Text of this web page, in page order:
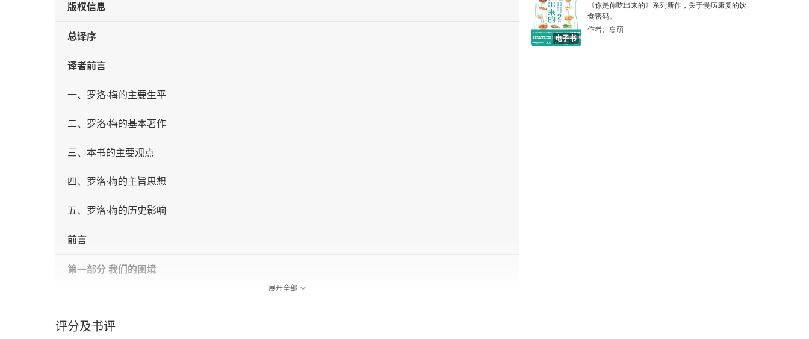
版权信息
总译序
译者前言
一、罗洛·梅的主要生平
二、罗洛·梅的基本著作
三、本书的主要观点
四、罗洛·梅的主旨思想
五、罗洛·梅的历史影响
前言
第一部分 我们的困境
空洞的人
展开全部
评分及书评
电子书
《你是你吃出来的》系列新作，关于慢病康复的饮
食密码。
作者：夏萌